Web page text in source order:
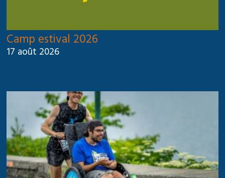
Camp estival 2026
17 août 2026